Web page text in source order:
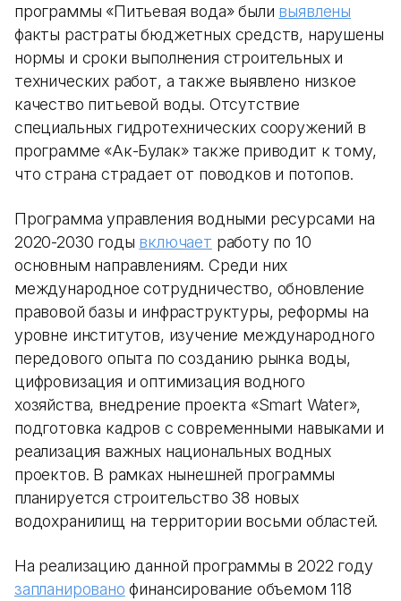
программы «Питьевая вода» были выявлены
факты растраты бюджетных средств, нарушены
нормы и сроки выполнения строительных и
технических работ, а также выявлено низкое
качество питьевой воды. Отсутствие
специальных гидротехнических сооружений в
программе «Ак-Булак» также приводит к тому,
что страна страдает от поводков и потопов.
Программа управления водными ресурсами на
2020-2030 годы включает работу по 10
основным направлениям. Среди них
международное сотрудничество, обновление
правовой базы и инфраструктуры, реформы на
уровне институтов, изучение международного
передового опыта по созданию рынка воды,
цифровизация и оптимизация водного
хозяйства, внедрение проекта «Smart Water»,
подготовка кадров с современными навыками и
реализация важных национальных водных
проектов. В рамках нынешней программы
планируется строительство 38 новых
водохранилищ на территории восьми областей.
На реализацию данной программы в 2022 году
запланировано финансирование объемом 118